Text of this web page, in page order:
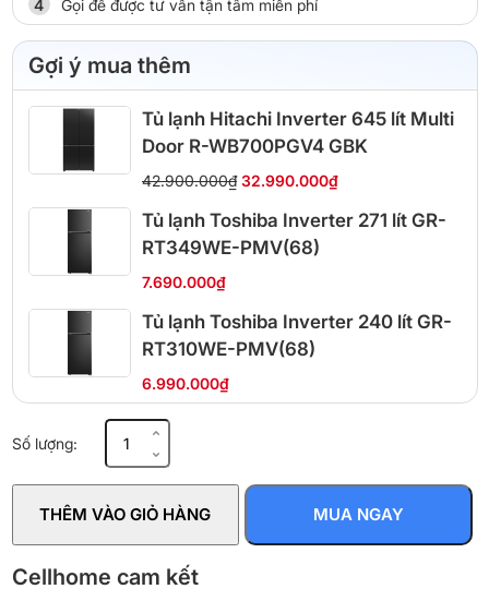
Gọi để được tư vấn tận tâm miễn phí
Gợi ý mua thêm
Tủ lạnh Hitachi Inverter 645 lít Multi
Door R-WB700PGV4 GBK
42.900.000₫ 32.990.000₫
Tủ lạnh Toshiba Inverter 271 lít GR-
RT349WE-PMV(68)
7.690.000₫
Tủ lạnh Toshiba Inverter 240 lít GR-
RT310WE-PMV(68)
6.990.000₫
Số lượng:lạnh
488
lít
Door
THÊM VÀO GIỎ HÀNG MUA NGAY
Cellhome cam kết